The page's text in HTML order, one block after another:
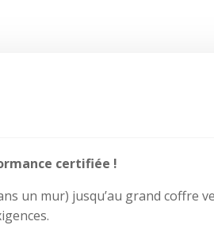
certifiée !
un mur) jusqu’au grand coffre